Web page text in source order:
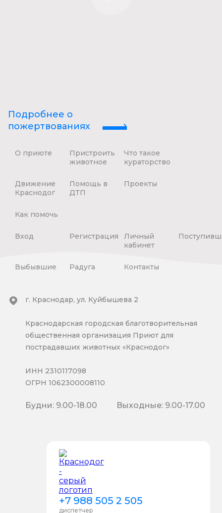
Подробнее о
пожертвованиях
О приюте
Пристроить
животное
Что такое
кураторство
Движение
Краснодог
Помощь в
ДТП
Проекты
Как помочь
Вход Регистрация
Личный
кабинет
Выбывшие Радуга Контакты
+7 988 505 2 505
диспетчер
г. Краснодар, ул. Куйбышева 2
Краснодарская городская благотворительная
общественная организация Приют для
пострадавших животных «Краснодог»
ИНН 2310117098
ОГРН 1062300008110
Будни: 9.00-18.00 Выходные: 9.00-17.00